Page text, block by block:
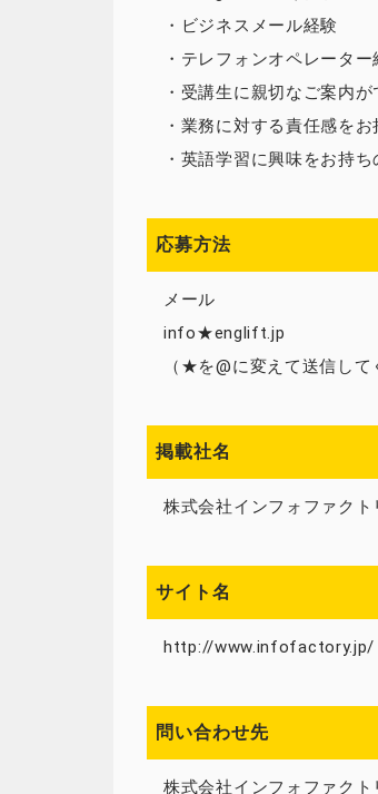
・ビジネスメール経験
・テレフォンオペレーター
・受講生に親切なご案内
・業務に対する責任感を
・英語学習に興味をお持ち
応募方法
メール
info★englift.jp
（★を@に変えて送信して
掲載社名
株式会社インフォファクト
サイト名
http://www.infofactory.jp/
問い合わせ先
株式会社インフォファクト